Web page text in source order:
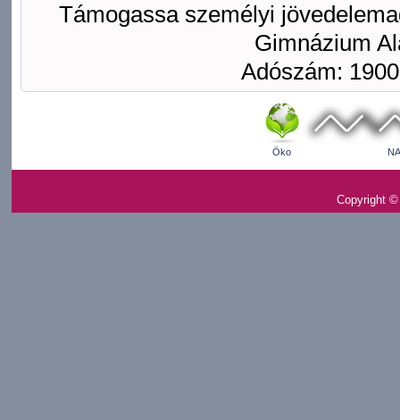
Támogassa személyi
Gimnázium
Adószám:
Öko
Copyright